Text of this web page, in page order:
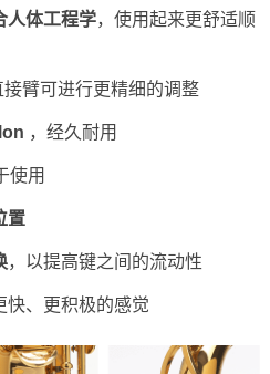
人体工程学，使用起来更舒适顺
臂可进行更精细的调整
，经久耐用
使用
置
，以提高键之间的流动性
快、更积极的感觉